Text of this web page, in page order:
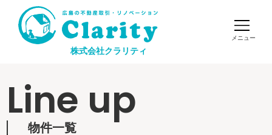
株式会社クラリティ
Line up
物件一覧